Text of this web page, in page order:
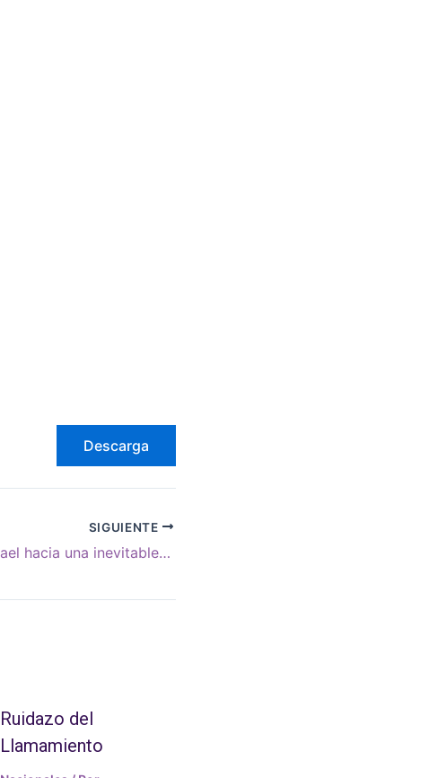
Descarga
SIGUIENTE
¿Se dirige Israel hacia una inevitable guerra civil?
Ruidazo del
Llamamiento